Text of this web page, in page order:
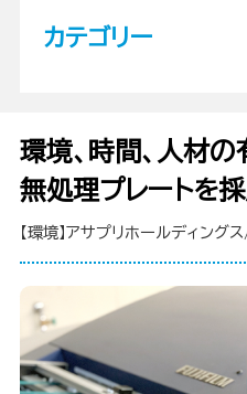
環境、時間、人材
無処理プレートを採
【環境】アサプリホールディン
カテゴリー